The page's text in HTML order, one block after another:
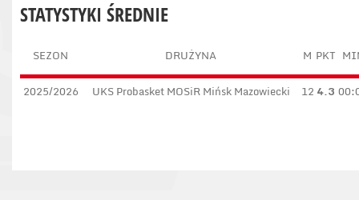
STATYSTYKI ŚREDNIE
SEZON DRUŻYNA M PKT
2025/2026 UKS Probasket MOSiR Mińsk Mazowiecki 12 4.3